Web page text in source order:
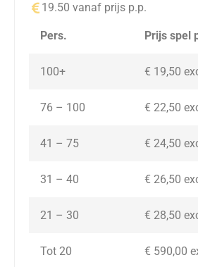
19.50 vanaf prijs p.p.
Pers. Prijs spel
100+ € 19,50
76 – 100 € 22,50
41 – 75 € 24,50
31 – 40 € 26,50
21 – 30 € 28,50
Tot 20 € 590,00